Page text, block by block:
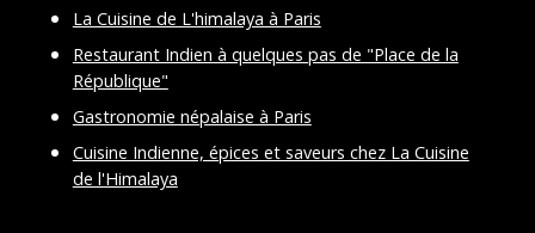
La Cuisine de L'himalaya à Paris
Restaurant Indien à quelques pas de "Place de la
République"
Gastronomie népalaise à Paris
Cuisine Indienne, épices et saveurs chez La Cuisine
de l'Himalaya